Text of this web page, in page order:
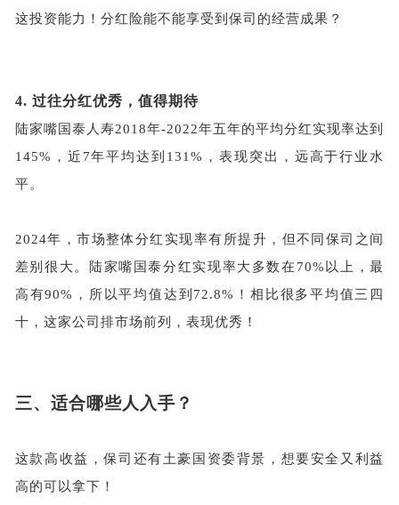
这投资能力！分红险能不能享受到保司的经营成果？
4. 过往分红优秀，值得期待
陆家嘴国泰人寿2018年-2022年五年的平均分红实现率达到
145%，近7年平均达到131%，表现突出，远高于行业水
平。
2024年，市场整体分红实现率有所提升，但不同保司之间
差别很大。陆家嘴国泰分红实现率大多数在70%以上，最
高有90%，所以平均值达到72.8%！相比很多平均值三四
十，这家公司排市场前列，表现优秀！
三、 适合哪些人入手？
这款高收益，保司还有土豪国资委背景，想要安全又利益
高的可以拿下！